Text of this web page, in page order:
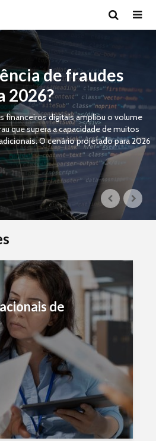
de fraudes
2026?
financeiros digitais ampliou o volume
que supera a capacidade de muitos
O cenário projetado para 2026
de